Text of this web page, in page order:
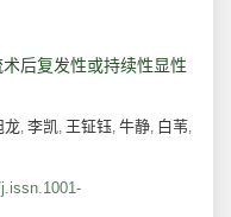
后复发性或持续性显性
龙, 李凯, 王钲钰, 牛静, 白苇,